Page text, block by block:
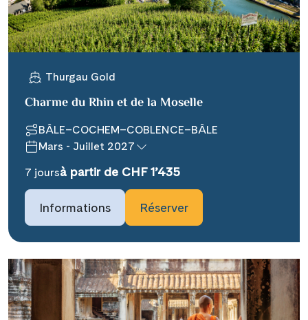
Thurgau Gold
Charme du Rhin et de la Moselle
BÂLE–COCHEM–COBLENCE–BÂLE
Mars - Juillet 2027
7 joursà partir de CHF 1’435
Informations Réserver